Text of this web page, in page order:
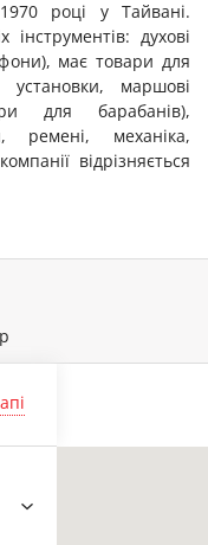
році у Тайвані.
духові
має товари для
установки, маршові
для барабанів),
ремені, механіка,
відрізняється